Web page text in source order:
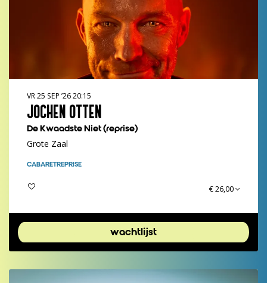
JOCHEN OTTEN
De Kwaadste Niet (reprise)
VR 25 SEP ’2620:15
Grote Zaal
CABARETREPRISE
€ 26,00
wachtlijst